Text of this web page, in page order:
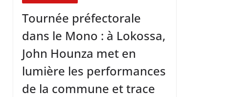
Tournée préfectorale
dans le Mono : à Lokossa,
John Hounza met en
lumière les performances
de la commune et trace